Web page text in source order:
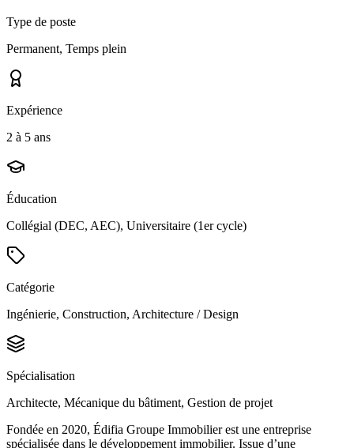
Type de poste
Permanent, Temps plein
Expérience
2 à 5 ans
Éducation
Collégial (DEC, AEC), Universitaire (1er cycle)
Catégorie
Ingénierie, Construction, Architecture / Design
Spécialisation
Architecte, Mécanique du bâtiment, Gestion de projet
Fondée en 2020, Édifia Groupe Immobilier est une entreprise
spécialisée dans le développement immobilier. Issue d’une